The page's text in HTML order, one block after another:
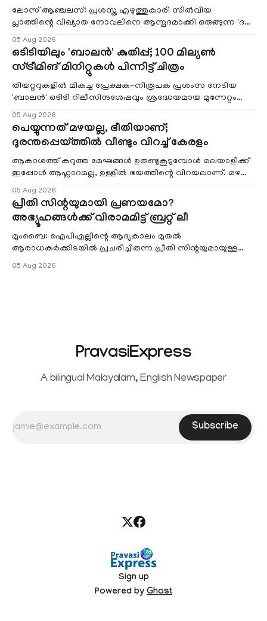
ലോസ് ആഞ്ചലസ്: പ്രശസ്ത എഴുത്തുകാരി സിൽവിയ
പ്ലാത്തിന്റെ വിഖ്യാത നോവലിനെ ആസ്പദമാക്കി ഒരുങ്ങുന്ന 'ദ
05 Aug 2026
ഒടിടിയിലും 'ബാലൻ' കുതിപ്പ്; 100 മില്യൺ
സ്ട്രീമിങ് മിനിറ്റുകൾ പിന്നിട്ട് ചിത്രം
തിയറ്ററുകളിൽ മികച്ച പ്രേക്ഷക-നിരൂപക പ്രശംസ നേടിയ
'ബാലൻ' ഒടിടി റിലീസിനുശേഷവും ശ്രദ്ധേയമായ മുന്നേറ്റം
05 Aug 2026
പെയ്യുന്നത് മഴയല്ല, ഭീതിയാണ്;
ദുരന്തപ്പെയ്ത്തിൽ വീണ്ടും വിറച്ച് കേരളം
ആകാശത്ത് കറുത്ത മേഘങ്ങൾ ഉരുണ്ടുകൂടുമ്പോൾ മലയാളിക്ക്
ഇപ്പോൾ ആഹ്ലാദമല്ല, ഉള്ളിൽ ഭയത്തിന്റെ വിറയലാണ്. മഴ
05 Aug 2026
പ്രീതി സിന്റയുമായി പ്രണയമോ?
അഭ്യൂഹങ്ങൾക്ക് വിരാമമിട്ട് ബ്രറ്റ് ലീ
മുംബൈ: ഐപിഎല്ലിന്റെ ആദ്യകാലം മുതൽ
ആരാധകർക്കിടയിൽ പ്രചരിച്ചിരുന്ന പ്രീതി സിന്റയുമായുള്ള
05 Aug 2026
PravasiExpress
A bilingual Malayalam, English Newspaper
Subscribe
Sign up
Powered by Ghost